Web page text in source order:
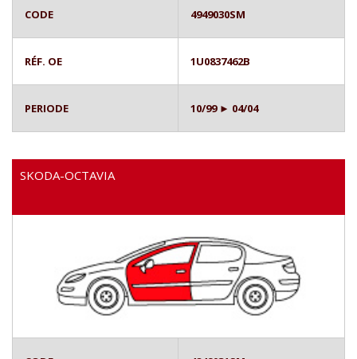
CODE 4949030SM
RÉF. OE 1U0837462B
PERIODE 10/99 ► 04/04
SKODA-OCTAVIA